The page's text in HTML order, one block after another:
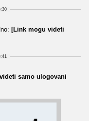
[Link mogu videti
samo ulogovani